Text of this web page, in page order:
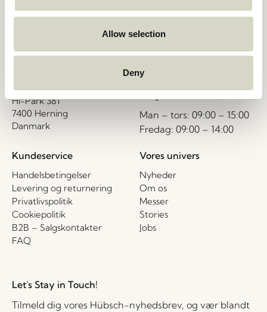
Allow selection
Deny
Hübsch
Hübsch Retail ApS (B2C)
CVR 41732350
HI-Park 381
7400 Herning
Danmark
Kontakt
+45 4422 6888
shop@hubsch-
interior.com
Ring til os
Man – tors: 09:00 – 15:00
Fredag: 09:00 – 14:00
Kundeservice
Handelsbetingelser
Levering og returnering
Privatlivspolitik
Cookiepolitik
B2B – Salgskontakter
FAQ
Vores univers
Nyheder
Om os
Messer
Stories
Jobs
Let's Stay in Touch!
Tilmeld dig vores Hübsch-nyhedsbrev, og vær blandt